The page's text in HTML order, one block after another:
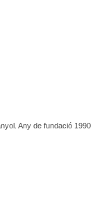
Any de fundació 1990